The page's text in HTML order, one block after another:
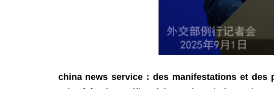
china news service : des manifestations et des